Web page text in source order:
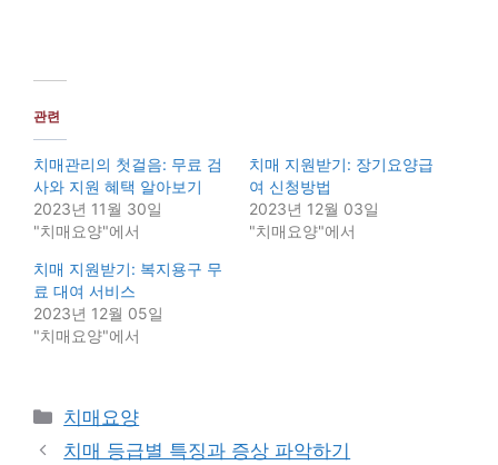
관련
치매관리의 첫걸음: 무료 검
사와 지원 혜택 알아보기
2023년 11월 30일
"치매요양"에서
치매 지원받기: 장기요양급
여 신청방법
2023년 12월 03일
"치매요양"에서
치매 지원받기: 복지용구 무
료 대여 서비스
2023년 12월 05일
"치매요양"에서
Categories
치매요양
치매 등급별 특징과 증상 파악하기